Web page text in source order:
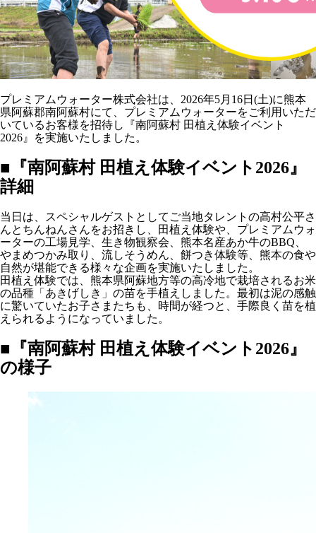
プレミアムウォーター株式会社は、2026年5月16日(土)に熊本
県阿蘇郡南阿蘇村にて、プレミアムウォーターをご利用いただ
いているお客様を招待し『南阿蘇村 田植え体験イベント
2026』を実施いたしました。
■『南阿蘇村 田植え体験イベント2026』
詳細
当日は、スペシャルゲストとしてご当地タレントの高村公平さ
んとちんねんさんをお招きし、田植え体験や、プレミアムウォ
ーターの工場見学、生き物観察会、熊本名産あか牛のBBQ、
やまめつかみ取り、流しそうめん、餅つき体験等、熊本の食や
自然が堪能できる様々な企画を実施いたしました。
田植え体験では、熊本県阿蘇地方等の高冷地で栽培されるお米
の品種「あきげしき」の苗を手植えしました。最初は泥の感触
に驚いていたお子さまたちも、時間が経つと、手際良く苗を植
えられるようになっていました。
■『南阿蘇村 田植え体験イベント2026』
の様子